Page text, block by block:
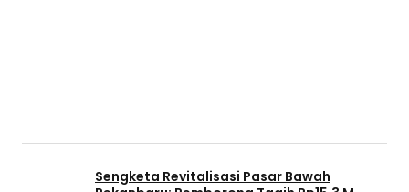
Sengketa Revitalisasi Pasar Bawah